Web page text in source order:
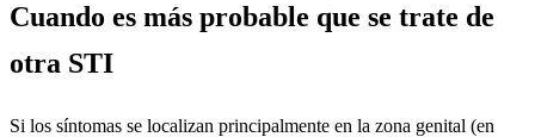
Cuando es más probable que se trate de
otra STI
Si los síntomas se localizan principalmente en la zona genital (en